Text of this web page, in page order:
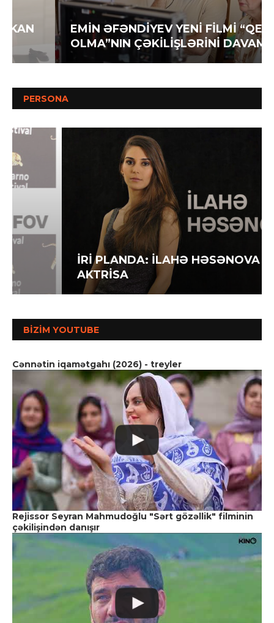
EMİN ƏFƏNDİYEV YENİ FİLMİ “QEYB
OLMA”NIN ÇƏKİLİŞLƏRİNİ DAVAM...
PERSONA
İRİ PLANDA: İLAHƏ HƏSƏNOVA –
AKTRİSA
BIZIM YOUTUBE
Cənnətin iqamətgahı (2026) - treyler
Rejissor Seyran Mahmudoğlu "Sərt gözəllik" filminin
çəkilişindən danışır